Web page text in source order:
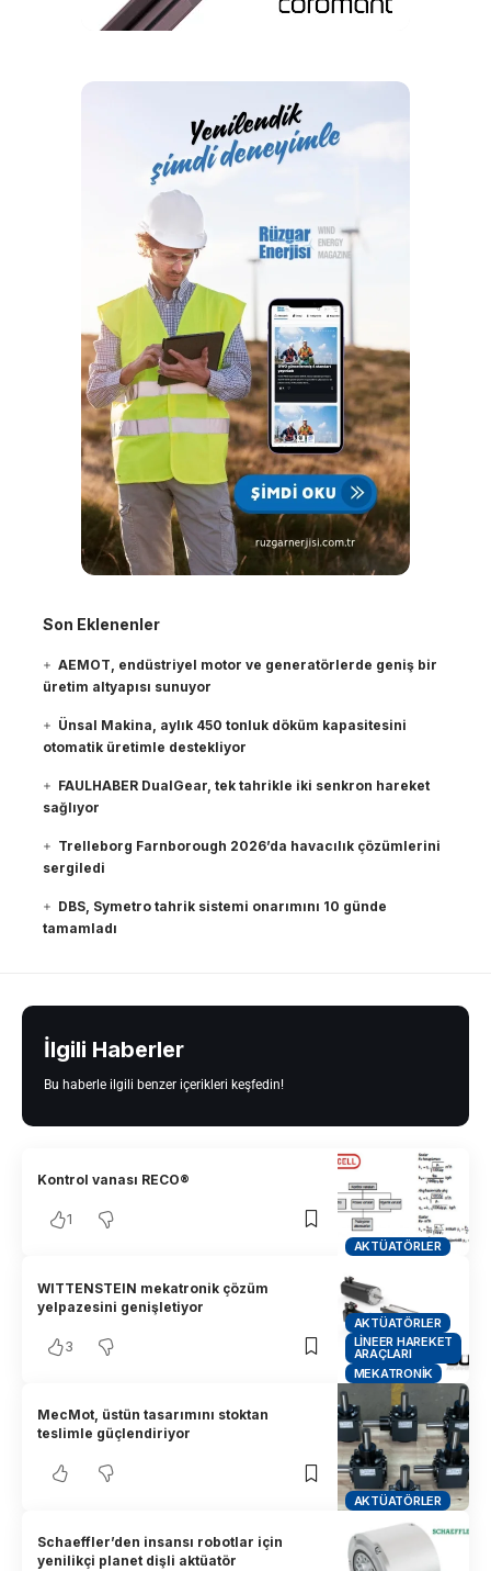
Son Eklenenler
AEMOT, endüstriyel motor ve generatörlerde geniş bir
üretim altyapısı sunuyor
Ünsal Makina, aylık 450 tonluk döküm kapasitesini
otomatik üretimle destekliyor
FAULHABER DualGear, tek tahrikle iki senkron hareket
sağlıyor
Trelleborg Farnborough 2026’da havacılık çözümlerini
sergiledi
DBS, Symetro tahrik sistemi onarımını 10 günde
tamamladı
İlgili Haberler
Bu haberle ilgili benzer içerikleri keşfedin!
AKTÜATÖRLER
Kontrol vanası RECO®
1
AKTÜATÖRLER
LINEER HAREKET
ARAÇLARI
MEKATRONIK
WITTENSTEIN mekatronik çözüm
yelpazesini genişletiyor
3
AKTÜATÖRLER
MecMot, üstün tasarımını stoktan
teslimle güçlendiriyor
Schaeffler’den insansı robotlar için
yenilikçi planet dişli aktüatör